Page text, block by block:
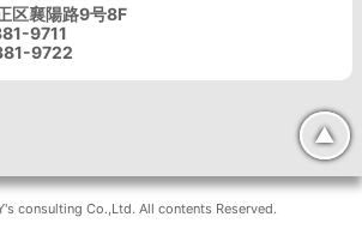
区襄陽路9号8F
9711
9722
▲
consulting Co.,Ltd. All contents Reserved.